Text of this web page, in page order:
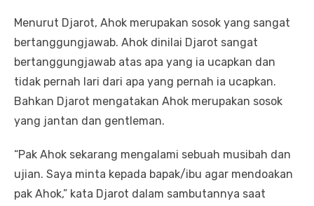
Menurut Djarot, Ahok merupakan sosok yang sangat
bertanggungjawab. Ahok dinilai Djarot sangat
bertanggungjawab atas apa yang ia ucapkan dan
tidak pernah lari dari apa yang pernah ia ucapkan.
Bahkan Djarot mengatakan Ahok merupakan sosok
yang jantan dan gentleman.
“Pak Ahok sekarang mengalami sebuah musibah dan
ujian. Saya minta kepada bapak/ibu agar mendoakan
pak Ahok,” kata Djarot dalam sambutannya saat